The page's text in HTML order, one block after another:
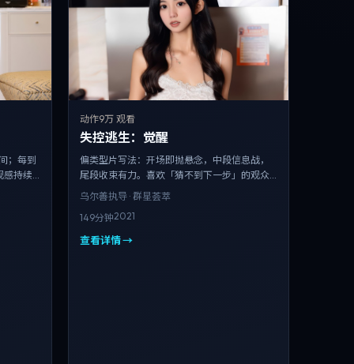
；每到
感持续
动作9万 观看
失控逃生：觉醒
偏类型片写法：开场即抛悬念，中段信息战，
尾段收束有力。喜欢「猜不到下一步」的观众
会过瘾。
乌尔善执导 · 群星荟萃
149分钟2021
查看详情 →